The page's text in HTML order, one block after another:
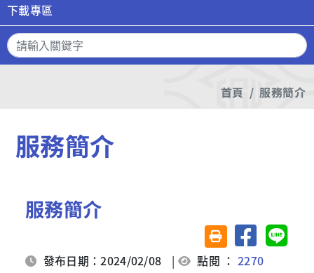
下載專區
搜
首頁 服務簡介
服務簡介
服務簡介
友善列印(另開視窗)
分享至臉書分享
發布日期：2024/02/08 | 點閱 ：2270